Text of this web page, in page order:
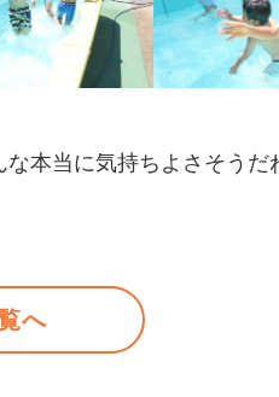
本当に気持ちよさそうだ
へ